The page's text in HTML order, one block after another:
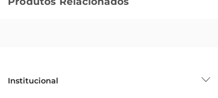
gole. É uma escolha versátil que harmoniza bem
Institucional